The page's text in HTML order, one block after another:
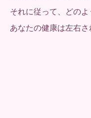
それに従って、どの
あなたの健康は左右さ